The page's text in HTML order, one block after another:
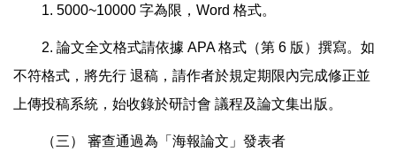
1. 5000~10000 字為限， Word 格式。
2. 論文全文格式請依據 APA格式（第 6 版）撰寫。如
不符格式，將先行 退稿，請作者於規定期限內完成修正並
上傳投稿系統，始收錄於研討會 議程及論文集出版。
（三） 審查通過為「海報論文」發表者